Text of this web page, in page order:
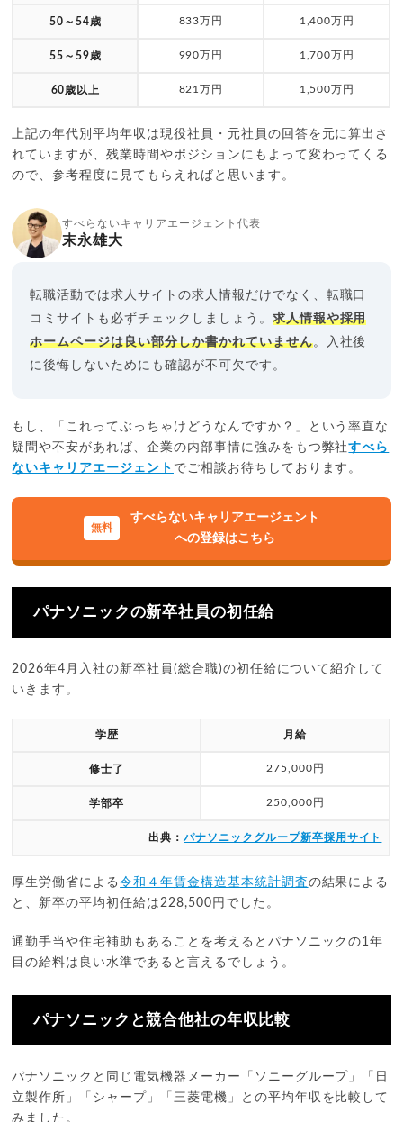
50～54歳 833万円 1,400万円
55～59歳 990万円 1,700万円
60歳以上 821万円 1,500万円
上記の年代別平均年収は現役社員・元社員の回答を元に算出さ
れていますが、残業時間やポジションにもよって変わってくる
ので、参考程度に見てもらえればと思います。
すべらないキャリアエージェント代表
末永雄大
転職活動では求人サイトの求人情報だけでなく、転職口
コミサイトも必ずチェックしましょう。 求人情報や採用
ホームページは良い部分しか書かれていません。入社後
に後悔しないためにも確認が不可欠です。
もし、「これってぶっちゃけどうなんですか？」という率直な
疑問や不安があれば、企業の内部事情に強みをもつ弊社すべら
ないキャリアエージェント でご相談お待ちしております。
すべらないキャリアエージェント
への登録はこちら
パナソニックの新卒社員の初任給
2026年4月入社の新卒社員(総合職)の初任給について紹介して
いきます。
学歴 月給
修士了 275,000円
学部卒 250,000円
出典：パナソニックグループ新卒採用サイト
厚生労働省による令和４年賃金構造基本統計調査の結果による
と、新卒の平均初任給は228,500円でした。
通勤手当や住宅補助もあることを考えるとパナソニックの1年
目の給料は良い水準であると言えるでしょう。
パナソニックと競合他社の年収比較
パナソニックと同じ電気機器メーカー「ソニーグループ」「日
立製作所」「シャープ」「三菱電機」との平均年収を比較して
みました。